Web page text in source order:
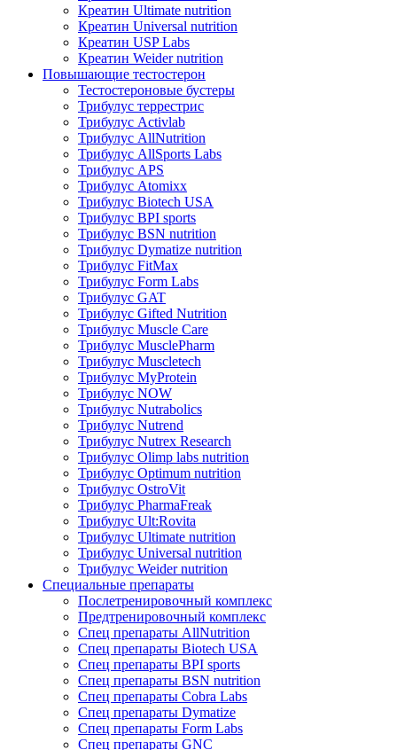
Креатин Ultimate nutrition
Креатин Universal nutrition
Креатин USP Labs
Креатин Weider nutrition
Повышающие тестостерон
Тестостероновые бустеры
Трибулус террестрис
Трибулус Activlab
Трибулус AllNutrition
Трибулус AllSports Labs
Трибулус APS
Трибулус Atomixx
Трибулус Biotech USA
Трибулус BPI sports
Трибулус BSN nutrition
Трибулус Dymatize nutrition
Трибулус FitMax
Трибулус Form Labs
Трибулус GAT
Трибулус Gifted Nutrition
Трибулус Muscle Care
Трибулус MusclePharm
Трибулус Muscletech
Трибулус MyProtein
Трибулус NOW
Трибулус Nutrabolics
Трибулус Nutrend
Трибулус Nutrex Research
Трибулус Olimp labs nutrition
Трибулус Optimum nutrition
Трибулус OstroVit
Трибулус PharmaFreak
Трибулус Ult:Rovita
Трибулус Ultimate nutrition
Трибулус Universal nutrition
Трибулус Weider nutrition
Специальные препараты
Послетренировочный комплекс
Предтренировочный комплекс
Спец препараты AllNutrition
Спец препараты Biotech USA
Спец препараты BPI sports
Спец препараты BSN nutrition
Спец препараты Cobra Labs
Спец препараты Dymatize
Спец препараты Form Labs
Спец препараты GNC